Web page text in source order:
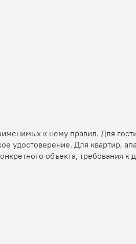
к нему правил. Для
удостоверение. Для квартир,
объекта, требования